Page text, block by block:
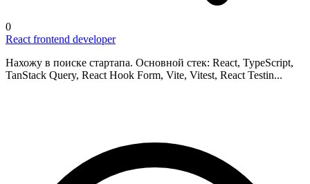
0
React frontend developer
Нахожу в поиске стартапа. Основной стек: React, TypeScript,
TanStack Query, React Hook Form, Vite, Vitest, React Testin...